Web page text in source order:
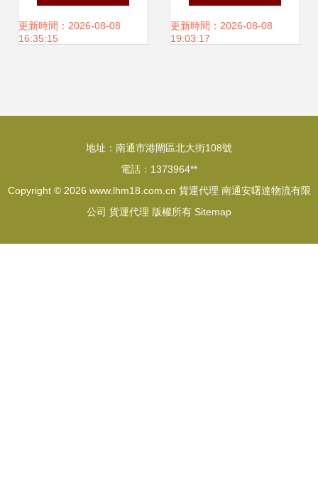
服務，鐵路進出口
更新時間：2026-08-08
16:35:15
能力與全方位貨運
更新時間：2026-08-08
19:03:17
地址：南通市港閘區北大街108號
電話：1373964**
Copyright © 2026 www.lhm18.com.cn 貨運代理 南通安曙達物流有限
公司 貨運代理 版權所有 Sitemap